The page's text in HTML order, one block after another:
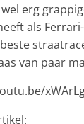
erg
als
beste
van paar